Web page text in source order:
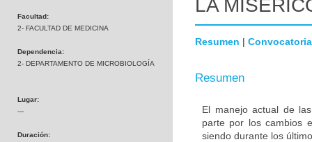
Facultad:
2- FACULTAD DE MEDICINA
Dependencia:
2- DEPARTAMENTO DE MICROBIOLOGÍA
Lugar:
---
Duración:
LA
Resumen | Convocatoria
Resumen
El manejo actual de
parte por los cambios
siendo durante los